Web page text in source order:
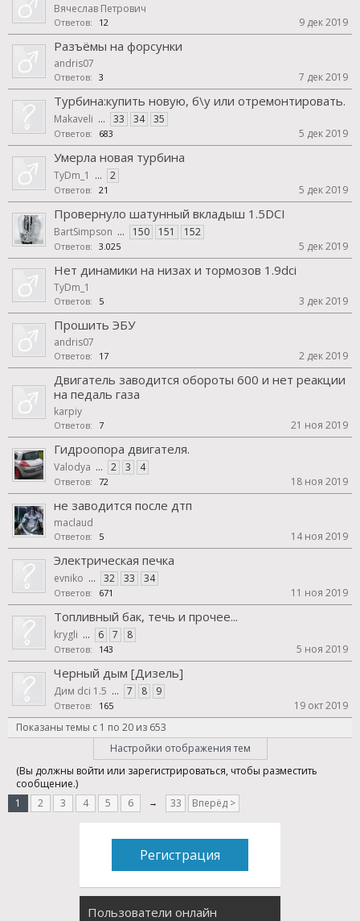
Вячеслав Петрович
Ответов: 12 9 дек 2019
Разъёмы на форсунки
andris07
Ответов: 3 7 дек 2019
Турбина:купить новую, б\у или отремонтировать.
Makaveli ... 33 34 35
Ответов: 683 5 дек 2019
Умерла новая турбина
TyDm_1 ... 2
Ответов: 21 5 дек 2019
Провернуло шатунный вкладыш 1.5DCI
BartSimpson ... 150 151 152
Ответов: 3.025 5 дек 2019
Нет динамики на низах и тормозов 1.9dci
TyDm_1
Ответов: 5 3 дек 2019
Прошить ЭБУ
andris07
Ответов: 17 2 дек 2019
Двигатель заводится обороты 600 и нет реакции
на педаль газа
karpiy
Ответов: 7 21 ноя 2019
Гидроопора двигателя.
Valodya ... 2 3 4
Ответов: 72 18 ноя 2019
не заводится после дтп
maclaud
Ответов: 5 14 ноя 2019
Электрическая печка
evniko ... 32 33 34
Ответов: 671 11 ноя 2019
Топливный бак, течь и прочее...
krygli ... 6 7 8
Ответов: 143 5 ноя 2019
Черный дым [Дизель]
Дим dci 1.5 ... 7 8 9
Ответов: 165
19 окт 2019
Показаны темы с 1 по 20 из 653
Настройки отображения тем
(Вы должны войти или зарегистрироваться, чтобы разместить
сообщение.)
1
2 3 4 5 6 → 33 Вперёд >
Регистрация
Пользователи онлайн